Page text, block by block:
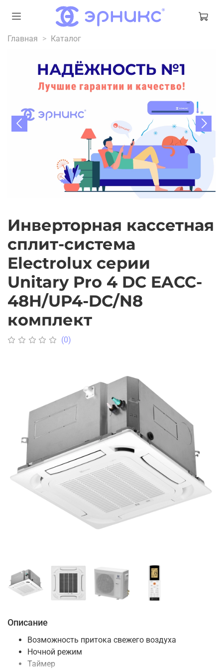
Главная Каталог
Инверторная кассетная
сплит-система
Electrolux серии
Unitary Pro 4 DC EACC-
48H/UP4-DC/N8
комплект
(0)
Описание
Возможность притока свежего воздуха
Ночной режим
Таймер